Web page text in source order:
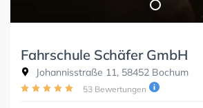
Fahrschule Schäfer GmbH
Johannisstraße 11, 58452 Bochum
53 Bewertungen